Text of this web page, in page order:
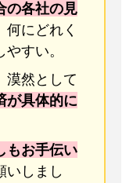
の各社の見
何にどれく
すい。
漠然として
が具体的に
もお手伝い
いしまし